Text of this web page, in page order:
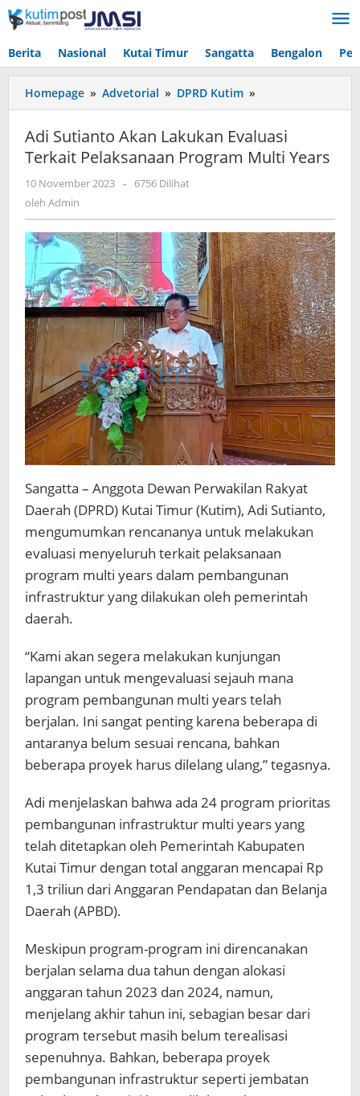
Lewati
ke
Berita Nasional Kutai Timur Sangatta Bengalon
Homepage » Advetorial » DPRD Kutim »
Sutianto
Lakukan
Evaluasi
Years
Adi Sutianto Akan Lakukan Evaluasi
Terkait Pelaksanaan Program Multi Years
10 November 2023 oleh
-
6756 Dilihat
oleh Admin
Sangatta – Anggota Dewan Perwakilan Rakyat
Daerah (DPRD) Kutai Timur (Kutim), Adi Sutianto,
mengumumkan rencananya untuk melakukan
evaluasi menyeluruh terkait pelaksanaan
program multi years dalam pembangunan
infrastruktur yang dilakukan oleh pemerintah
daerah.
“Kami akan segera melakukan kunjungan
lapangan untuk mengevaluasi sejauh mana
program pembangunan multi years telah
berjalan. Ini sangat penting karena beberapa di
antaranya belum sesuai rencana, bahkan
beberapa proyek harus dilelang ulang,” tegasnya.
Adi menjelaskan bahwa ada 24 program prioritas
pembangunan infrastruktur multi years yang
telah ditetapkan oleh Pemerintah Kabupaten
Kutai Timur dengan total anggaran mencapai Rp
1,3 triliun dari Anggaran Pendapatan dan Belanja
Daerah (APBD).
Meskipun program-program ini direncanakan
berjalan selama dua tahun dengan alokasi
anggaran tahun 2023 dan 2024, namun,
menjelang akhir tahun ini, sebagian besar dari
program tersebut masih belum terealisasi
sepenuhnya. Bahkan, beberapa proyek
pembangunan infrastruktur seperti jembatan